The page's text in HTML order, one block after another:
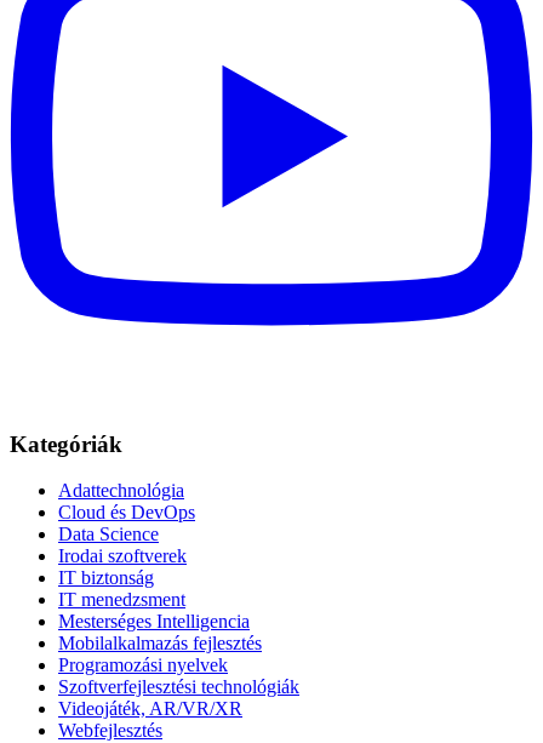
Kategóriák
Adattechnológia
Cloud és DevOps
Data Science
Irodai szoftverek
IT biztonság
IT menedzsment
Mesterséges Intelligencia
Mobilalkalmazás fejlesztés
Programozási nyelvek
Szoftverfejlesztési technológiák
Videojáték, AR/VR/XR
Webfejlesztés